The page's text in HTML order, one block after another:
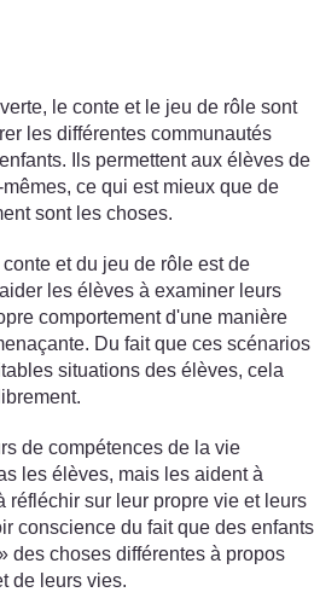
le conte et le jeu de rôle sont
les différentes communautés
Ils permettent aux élèves de
ce qui est mieux que de
sont les choses.
conte et du jeu de rôle est de
les élèves à examiner leurs
comportement d'une manière
Du fait que ces scénarios
situations des élèves, cela
de compétences de la vie
les élèves, mais les aident à
réfléchir sur leur propre vie et leurs
conscience du fait que des enfants
des choses différentes à propos
de leurs vies.